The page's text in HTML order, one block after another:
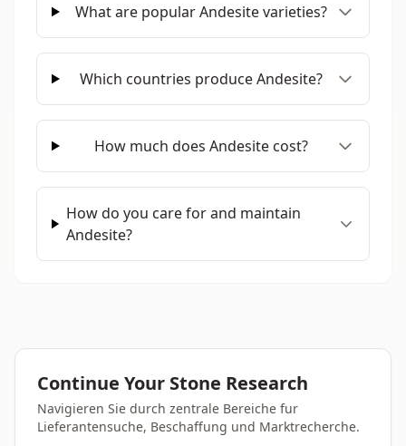
What are popular Andesite varieties?
Which countries produce Andesite?
How much does Andesite cost?
How do you care for and maintain
Andesite?
Continue Your Stone Research
Navigieren Sie durch zentrale Bereiche fur
Lieferantensuche, Beschaffung und Marktrecherche.